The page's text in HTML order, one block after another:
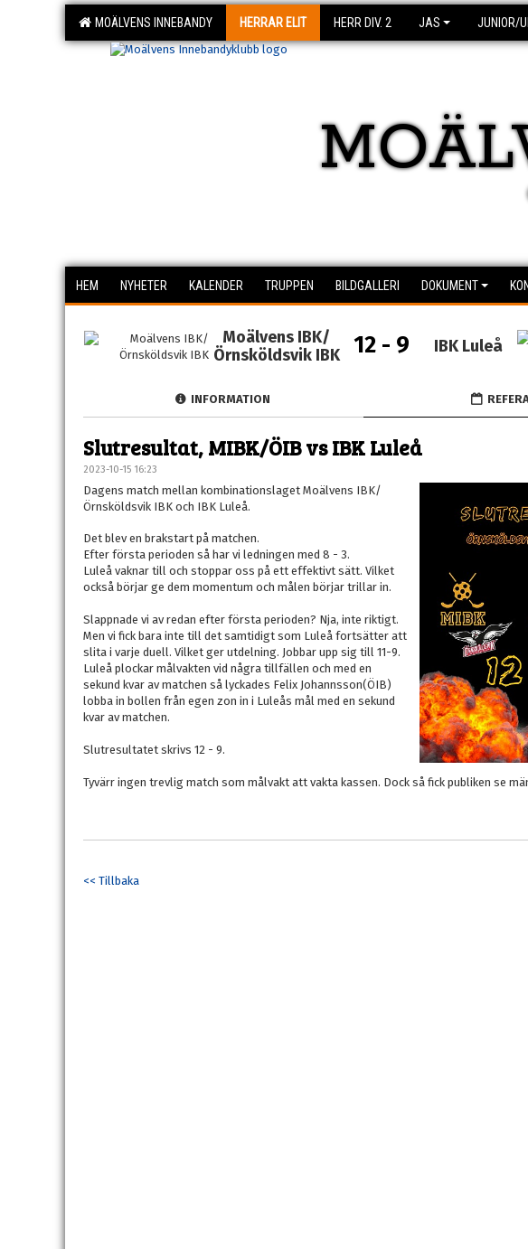
MOÄLVENS INNEBANDY HERRAR ELIT HERR DIV. 2 JAS JUNIOR/
HEM NYHETER KALENDER TRUPPEN BILDGALLERI DOKUMENT
Moälvens IBK/
Örnsköldsvik IBK
12 - 9 IBK Luleå
INFORMATION
Slutresultat, MIBK/ÖIB vs IBK Luleå
2023-10-15 16:23
Dagens match mellan kombinationslaget Moälvens IBK/
Örnsköldsvik IBK och IBK Luleå.
Det blev en brakstart på matchen.
Efter första perioden så har vi ledningen med 8 - 3.
Luleå vaknar till och stoppar oss på ett effektivt sätt. Vilket
också börjar ge dem momentum och målen börjar trillar in.
Slappnade vi av redan efter första perioden? Nja, inte riktigt.
Men vi fick bara inte till det samtidigt som Luleå fortsätter att
slita i varje duell. Vilket ger utdelning. Jobbar upp sig till 11-9.
Luleå plockar målvakten vid några tillfällen och med en
sekund kvar av matchen så lyckades Felix Johannsson(ÖIB)
lobba in bollen från egen zon in i Luleås mål med en sekund
kvar av matchen.
Slutresultatet skrivs 12 - 9.
Tyvärr ingen trevlig match som målvakt att vakta kassen. Dock så fick publiken se
<< Tillbaka